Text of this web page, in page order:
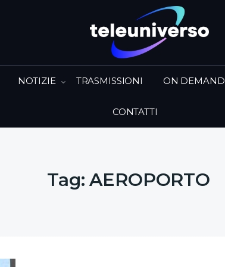
NOTIZIE TRASMISSIONI ON DEMAND
CONTATTI
Tag:AEROPORTO